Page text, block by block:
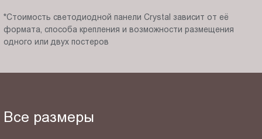
*Стоимость светодиодной панели Crystal зависит от её
формата, способа крепления и возможности размещения
одного или двух постеров
Все размеры